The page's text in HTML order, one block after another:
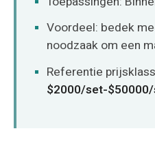
Voordeel: bedek
noodzaak om een
Referentie
$2000/set-